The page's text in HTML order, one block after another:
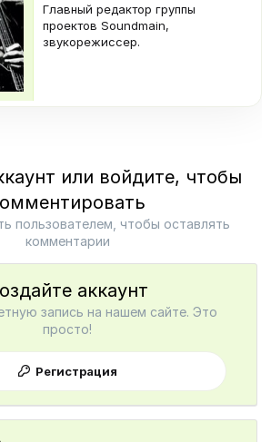
Главный редактор группы
проектов Soundmain,
звукорежиссер.
или войдите, чтобы
пользователем, чтобы оставлять
комментарии
аккаунт
запись на нашем сайте. Это
просто!
Регистрация